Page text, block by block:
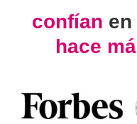
confían
hace